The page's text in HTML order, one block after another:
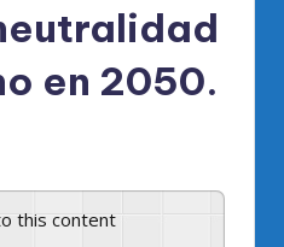
en 2050.
this content